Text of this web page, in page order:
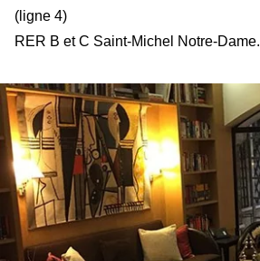
(ligne 4)
RER B et C Saint-Michel Notre-Dame.